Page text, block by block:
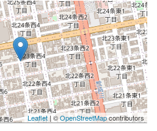
Leaflet| ©OpenStreetMapcontributors